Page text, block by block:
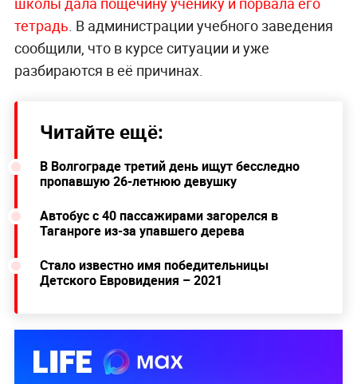
тетрадь . В администрации учебного заведения
сообщили, что в курсе ситуации и уже
разбираются в её причинах.
Читайте ещё:
В Волгограде третий день ищут бесследно
пропавшую 26-летнюю девушку
Автобус с 40 пассажирами загорелся в
Таганроге из-за упавшего дерева
Стало известно имя победительницы
Детского Евровидения – 2021